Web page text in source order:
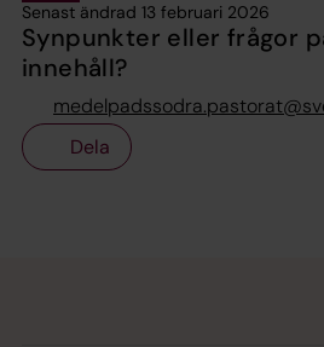
Senast ändrad 13 februari 2026
Synpunkter eller frågor
innehåll?
Dela